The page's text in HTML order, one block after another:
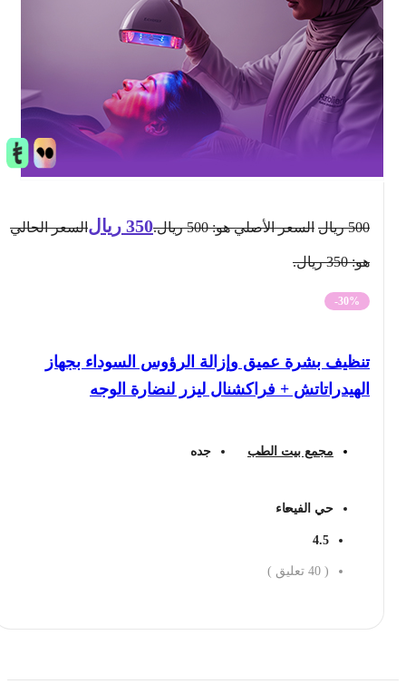
ريال السعر الأصلي هو: 500 ريال. 350 ريال السعر الحالي
-30%
تنظيف بشرة عميق وإزالة الرؤوس السوداء بجهاز
الهيدراتاتش + فراكشنال ليزر لنضارة الوجه
مجمع بيت الطب جده
حي الفيحاء
4.5
40 تعليق )